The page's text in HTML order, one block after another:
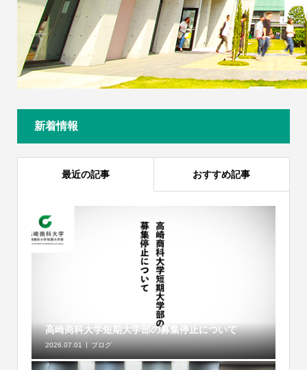
新着情報
最近の記事 おすすめ記事
高崎商科大学短期大学部の募集停止について
2026.07.01 ブログ